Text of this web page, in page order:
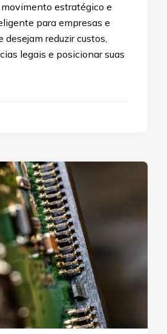
estratégico e
para empresas e
desejam reduzir custos,
legais e posicionar suas